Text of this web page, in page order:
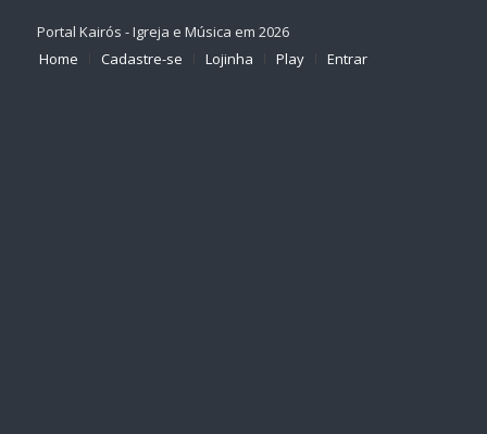
Portal Kairós - Igreja e Música em 2026
Home
Cadastre-se Lojinha Play Entrar